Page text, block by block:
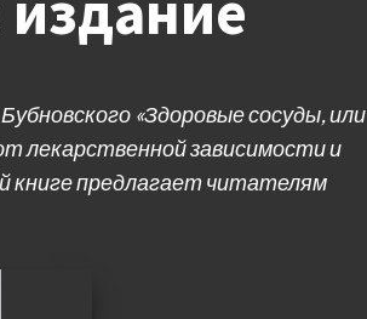
«Здоровые сосуды, или
лекарственной зависимости и
книге предлагает читателям